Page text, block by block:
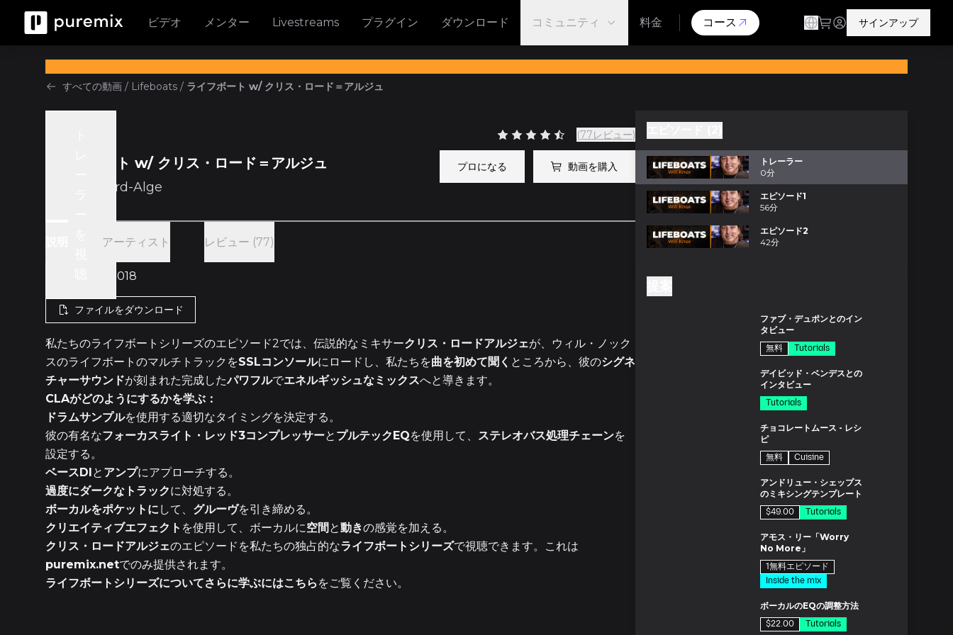
ビデオ メンター Livestreams プラグイン ダウンロード コミュニティ 料金 コース サインアップ
すべての動画 / Lifeboats / ライフボート w/ クリス・ロード＝アルジュ
ライフボート w/ クリス・ロード＝アルジュ
Chris Lord-Alge
(77レビュー)
プロになる 動画を購入
アーティスト レビュー (77)
1時間 38分 • 2018
ファイルをダウンロード
私たちのライフボートシリーズのエピソード2では、伝説的なミキサークリス・ロードアルジェが、ウィル・ノック
スのライフボートのマルチトラックをSSLコンソールにロードし、私たちを曲を初めて聞く ところから、彼のシグネ
チャーサウンドが刻まれた完成したパワフルでエネルギッシュなミックスへと導きます。
CLAがどのようにするかを学ぶ：
ドラムサンプルを使用する適切なタイミングを決定する。
彼の有名なフォーカスライト・レッド3コンプレッサーと プルテックEQを使用して、 ステレオバス処理チェーンを
設定する。
ベースDIと アンプにアプローチする。
過度にダークなトラックに対処する。
ボーカルをポケットに して、 グルーヴを引き締める。
クリエイティブエフェクト を使用して、ボーカルに空間 と動きの感覚を加える。
クリス・ロードアルジェのエピソードを私たちの独占的なライフボートシリーズで視聴できます。これは
puremix.netでのみ提供されます。
ライフボートシリーズについてさらに学ぶにはこちら をご覧ください。
トレーラー
0分
エピソード1
56分
エピソード2
42分
ファブ・デュポンとのイン
タビュー
無料
Tutorials
4エピソード
デイビッド・ベンデスとの
インタビュー
Tutorials
チョコレートムース - レシ
ピ
無料
Cuisine
アンドリュー・シェップス
のミキシングテンプレート
$49.00
Tutorials
アモス・リー「Worry
No More」
1無料エピソード
Inside the mix
ボーカルのEQの調整方法
$22.00
Tutorials